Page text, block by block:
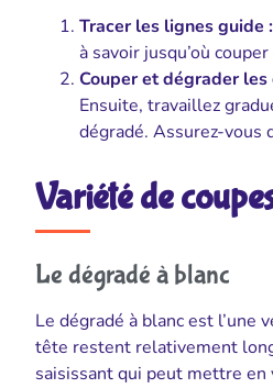
Tracer les lignes guide :
à savoir jusqu’où
Couper et dégrader les
Ensuite, travaillez
dégradé. Assurez-vous
Variété de
Le dégradé à blanc
Le dégradé à blanc est l’une
tête restent relativement
saisissant qui peut mettre